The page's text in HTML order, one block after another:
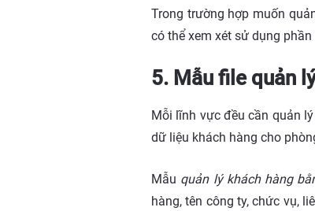
Trong trường hợp muốn
có thể xem xét sử dụng
5. Mẫu file quản
Mỗi lĩnh vực đều cần quản
dữ liệu khách hàng cho
Mẫu quản lý khách hàng
hàng, tên công ty, chức vụ,